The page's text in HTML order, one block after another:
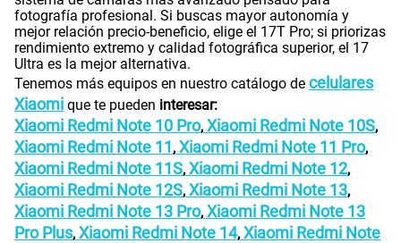
fotografía profesional. Si buscas mayor autonomía y
mejor relación precio-beneficio, elige el 17T Pro; si priorizas
rendimiento extremo y calidad fotográfica superior, el 17
Ultra es la mejor alternativa.
Tenemos más equipos en nuestro catálogo de celulares
Xiaomi que te pueden interesar:
Xiaomi Redmi Note 10 Pro, Xiaomi Redmi Note 10S,
Xiaomi Redmi Note 11, Xiaomi Redmi Note 11 Pro,
Xiaomi Redmi Note 11S, Xiaomi Redmi Note 12,
Xiaomi Redmi Note 12S, Xiaomi Redmi Note 13,
Xiaomi Redmi Note 13 Pro, Xiaomi Redmi Note 13
Pro Plus, Xiaomi Redmi Note 14, Xiaomi Redmi Note